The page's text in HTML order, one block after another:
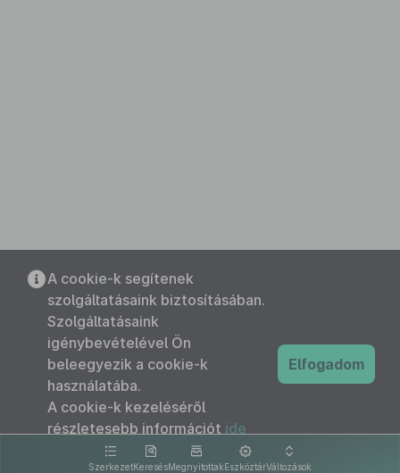
SzerkezetKeresésMegnyitottakEszköztárVáltozások
A cookie-k segítenek
szolgáltatásaink biztosításában.
Szolgáltatásaink
igénybevételével Ön
beleegyezik a cookie-k
használatába.
A cookie-k kezeléséről
részletesebb információt ide
kattintva olvashat.
Elfogadom